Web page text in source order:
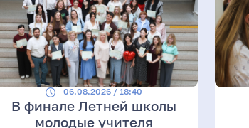
06.08.2026 / 18:40
В финале Летней школы
молодые учителя